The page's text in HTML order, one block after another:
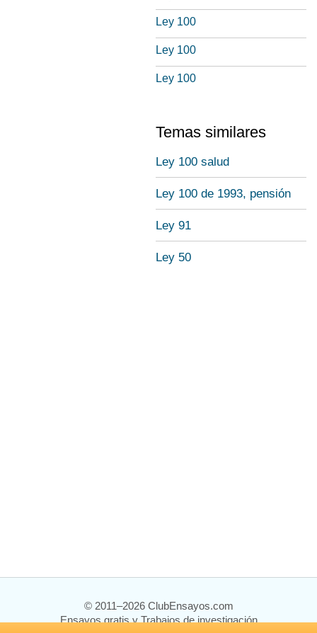
Ley 100
Ley 100
Ley 100
Temas similares
Ley 100 salud
Ley 100 de 1993, pensión
Ley 91
Ley 50
© 2011–2026 ClubEnsayos.com
Ensayos gratis y Trabajos de investigación